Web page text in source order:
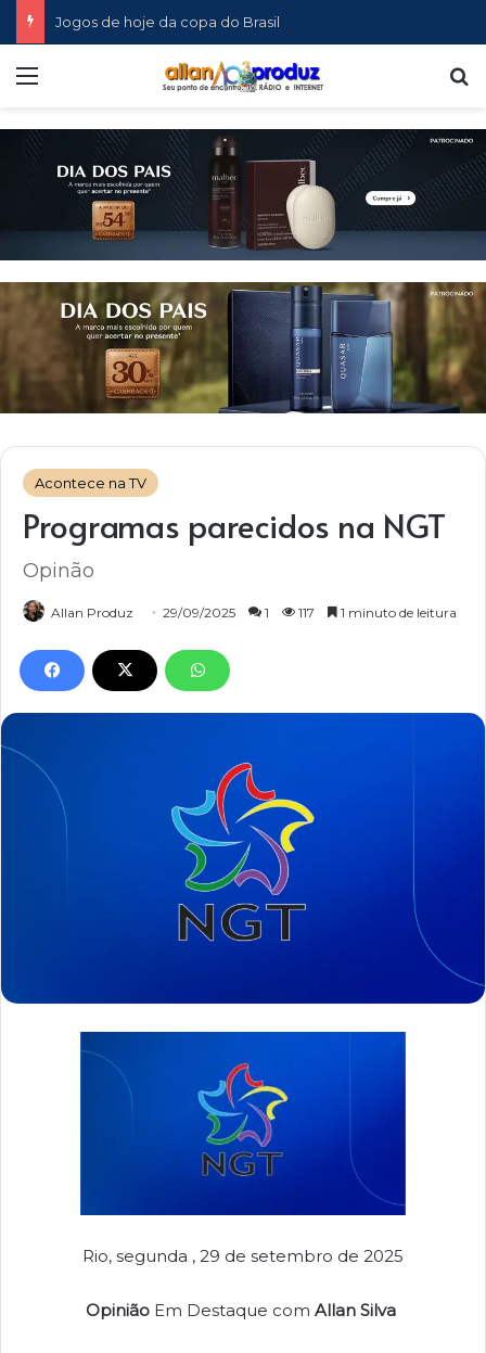
Jogos de hoje da copa do Brasil
Acontece na TV
Programas parecidos na NGT
Opinão
Allan Produz 29/09/2025 1 117 1 minuto de leitura
Rio, segunda , 29 de setembro de 2025
Opinião Em Destaque com Allan Silva